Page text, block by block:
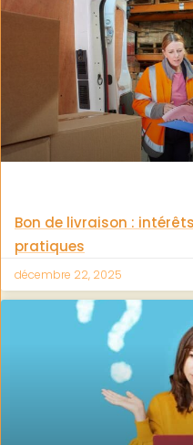
Bon de livraison :
pratiques
décembre 22, 2025